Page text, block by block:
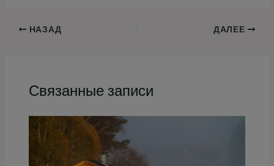
НАЗАД ДАЛЕЕ
Связанные записи